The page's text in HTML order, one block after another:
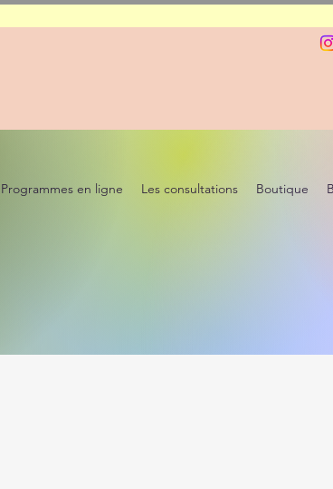
Programmes en ligne Les consultations Boutique